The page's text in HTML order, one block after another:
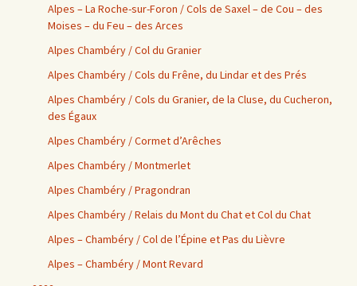
Alpes – La Roche-sur-Foron / Cols de Saxel – de Cou – des
Moises – du Feu – des Arces
Alpes Chambéry / Col du Granier
Alpes Chambéry / Cols du Frêne, du Lindar et des Prés
Alpes Chambéry / Cols du Granier, de la Cluse, du Cucheron,
des Égaux
Alpes Chambéry / Cormet d’Arêches
Alpes Chambéry / Montmerlet
Alpes Chambéry / Pragondran
Alpes Chambéry / Relais du Mont du Chat et Col du Chat
Alpes – Chambéry / Col de l’Épine et Pas du Lièvre
Alpes – Chambéry / Mont Revard